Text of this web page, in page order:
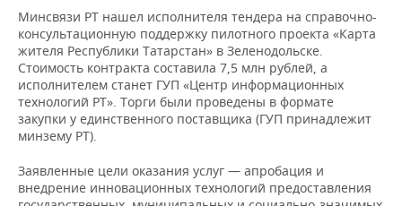
Минсвязи РТ нашел исполнителя тендера на справочно-
консультационную поддержку пилотного проекта «Карта
жителя Республики Татарстан» в Зеленодольске.
Стоимость контракта составила 7,5 млн рублей, а
исполнителем станет ГУП «Центр информационных
технологий РТ». Торги были проведены в формате
закупки у единственного поставщика (ГУП принадлежит
минзему РТ).
Заявленные цели оказания услуг — апробация и
внедрение инновационных технологий предоставления